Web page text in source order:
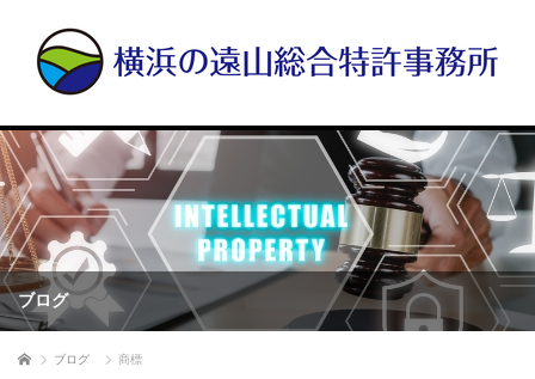
ブログ
ホーム ブログ 商標